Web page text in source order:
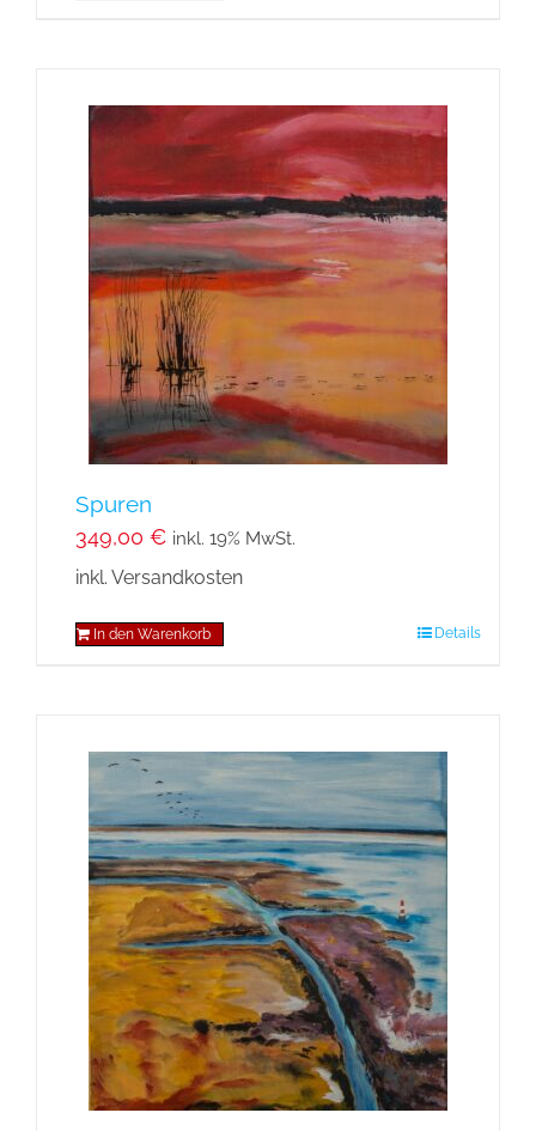
Spuren
349,00 € inkl. 19% MwSt.
inkl. Versandkosten
In den Warenkorb Details